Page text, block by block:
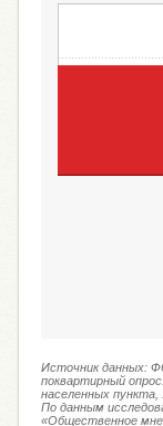
Источник данных:
поквартирный
населенных пункта,
По данным
«Общественное